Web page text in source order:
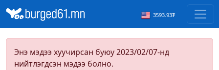
3593.93₮
Энэ мэдээ хуучирсан буюу 2023/02/07-нд
нийтлэгдсэн мэдээ болно.